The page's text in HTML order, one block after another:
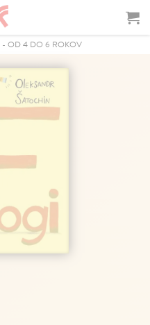
- OD 4 DO 6 ROKOV